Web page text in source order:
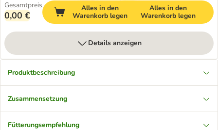
Gesamtpreis
0,00 €
Alles in den
Warenkorb legen
Alles in den
Warenkorb legen
Details anzeigen
Produktbeschreibung
Zusammensetzung
Fütterungsempfehlung